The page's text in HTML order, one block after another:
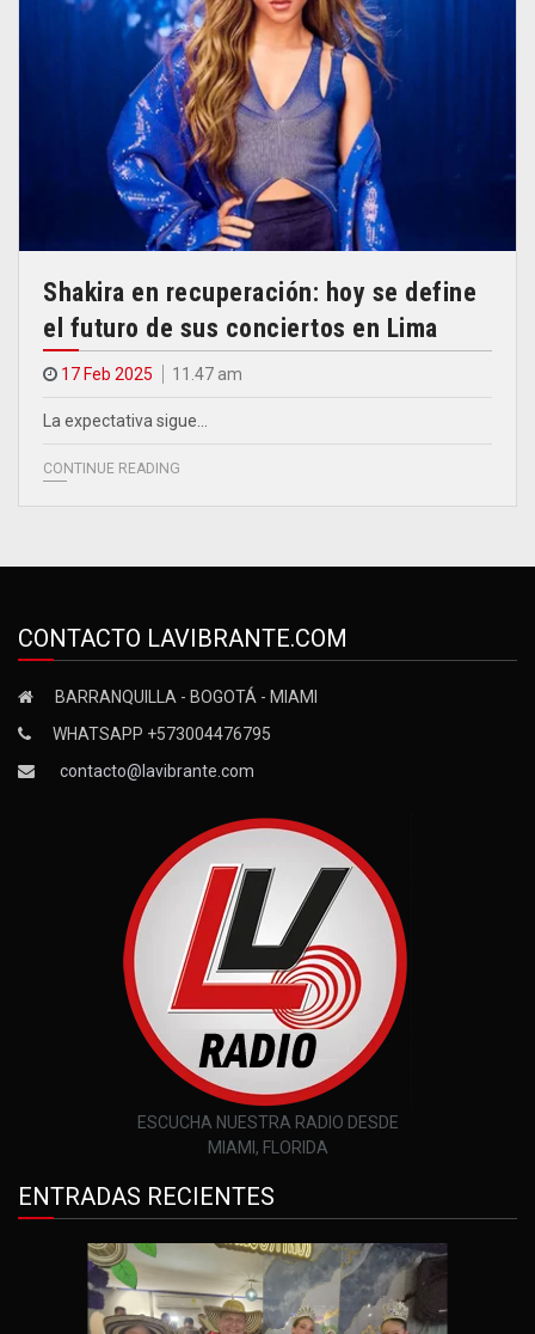
Shakira en recuperación: hoy se define
el futuro de sus conciertos en Lima
17 Feb 2025 11.47 am
La expectativa sigue…
CONTINUE READING
CONTACTO LAVIBRANTE.COM
BARRANQUILLA - BOGOTÁ - MIAMI
WHATSAPP +573004476795
contacto@lavibrante.com
ESCUCHA NUESTRA RADIO DESDE
MIAMI, FLORIDA
ENTRADAS RECIENTES